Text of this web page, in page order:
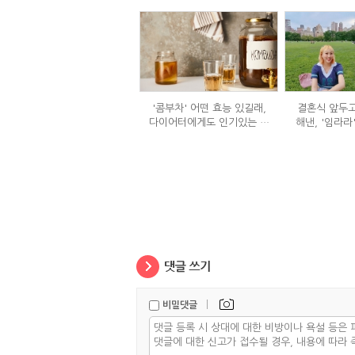
'콤부차' 어떤 효능 있길래,
다이어터에게도 인기있는 걸
결혼식 앞두
해낸, '임라
비밀댓글 |